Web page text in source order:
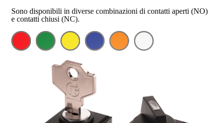
Sono disponibili in diverse combinazioni di contatti aperti (NO)
e contatti chiusi (NC).